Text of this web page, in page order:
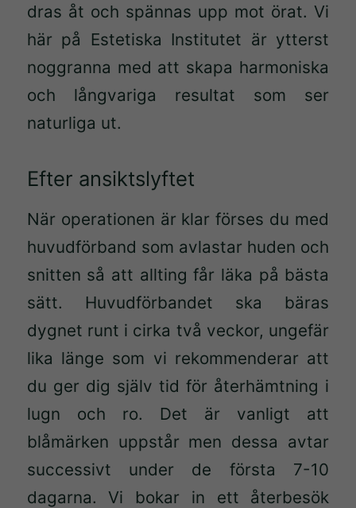
dras åt och spännas upp mot örat. Vi
här på Estetiska Institutet är ytterst
noggranna med att skapa harmoniska
och långvariga resultat som ser
naturliga ut.
Efter ansiktslyftet
När operationen är klar förses du med
huvudförband som avlastar huden och
snitten så att allting får läka på bästa
sätt. Huvudförbandet ska bäras
dygnet runt i cirka två veckor, ungefär
lika länge som vi rekommenderar att
du ger dig själv tid för återhämtning i
lugn och ro. Det är vanligt att
blåmärken uppstår men dessa avtar
successivt under de första 7-10
dagarna. Vi bokar in ett återbesök
Nödvändiga
Dessa kakor
går inte att
välja bort.